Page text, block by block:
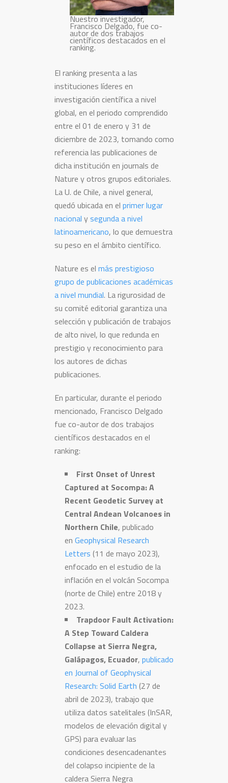
Nuestro investigador,
Francisco Delgado, fue co-
autor de dos trabajos
científicos destacados en el
ranking.
El ranking presenta a las
instituciones líderes en
investigación científica a nivel
global, en el periodo comprendido
entre el 01 de enero y 31 de
diciembre de 2023, tomando como
referencia las publicaciones de
dicha institución en journals de
Nature y otros grupos editoriales.
La U. de Chile, a nivel general,
quedó ubicada en el primer lugar
nacional ysegunda a nivel
latinoamericano, lo que demuestra
su peso en el ámbito científico.
Nature es el más prestigioso
grupo de publicaciones académicas
a nivel mundial. La rigurosidad de
su comité editorial garantiza una
selección y publicación de trabajos
de alto nivel, lo que redunda en
prestigio y reconocimiento para
los autores de dichas
publicaciones.
En particular, durante el periodo
mencionado, Francisco Delgado
fue co-autor de dos trabajos
científicos destacados en el
ranking:
First Onset of Unrest
Captured at Socompa: A
Recent Geodetic Survey at
Central Andean Volcanoes in
Northern Chile, publicado
en Geophysical Research
Letters (11 de mayo 2023),
enfocado en el estudio de la
inflación en el volcán Socompa
(norte de Chile) entre 2018 y
2023.
Trapdoor Fault Activation:
A Step Toward Caldera
Collapse at Sierra Negra,
Galápagos, Ecuador, publicado
en Journal of Geophysical
Research: Solid Earth (27 de
abril de 2023), trabajo que
utiliza datos satelitales (InSAR,
modelos de elevación digital y
GPS) para evaluar las
condiciones desencadenantes
del colapso incipiente de la
caldera Sierra Negra